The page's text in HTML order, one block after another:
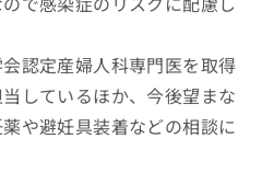
認定産婦人科専門医を取得
しているほか、今後望まな
や避妊具装着などの相談に